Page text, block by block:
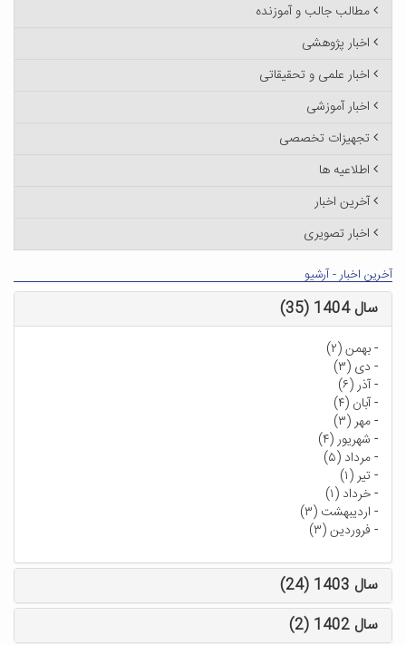
مطالب جالب و آموزنده
اخبار پژوهشی
اخبار علمی و تحقیقاتی
اخبار آموزشی
تجهیزات تخصصی
اطلاعیه ها
آخرین اخبار
اخبار تصویری
آخرین اخبار - آرشیو
سال 1404 (35)
-بهمن (۲)
- دی (۳)
-آذر (۶)
-آبان (۴)
-مهر (۳)
- شهریور (۴)
-مرداد (۵)
-تیر (۱)
-خرداد (۱)
- اردیبهشت (۳)
- فروردین (۳)
سال 1403 (24)
سال 1402 (2)